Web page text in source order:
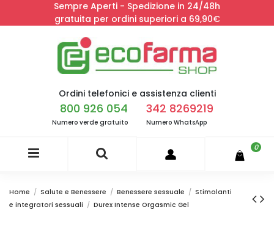
Sempre Aperti - Spedizione in 24/48h
gratuita per ordini superiori a 69,90€
Ordini telefonici e assistenza clienti
800 926 054
Numero verde gratuito
342 8269219
Numero WhatsApp
0
Home Salute e Benessere Benessere sessuale
Stimolanti
e integratori sessuali
Durex Intense Orgasmic Gel